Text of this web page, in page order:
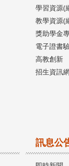
學習資源(
教學資源(
獎助學金
電子證書
高教創新
招生資訊網
訊息公